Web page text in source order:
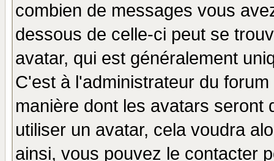
combien de messages vous
dessous de celle-ci peut se
avatar, qui est généralement
C'est à l'administrateur du
manière dont les avatars seront
utiliser un avatar, cela voudra
ainsi, vous pouvez le contacter